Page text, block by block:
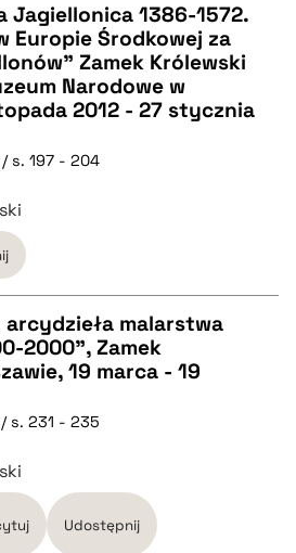
Jagiellonica 1386-1572.
Europie Środkowej za
Zamek Królewski
Narodowe w
2012 - 27 stycznia
s. 197 - 204
arcydzieła malarstwa
2000", Zamek
19 marca - 19
s. 231 - 235
Udostępnij